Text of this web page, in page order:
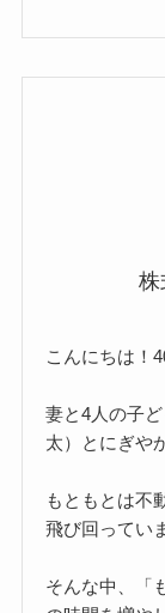
こんにちは！
妻と4人の子
太）とにぎや
もともとは不
飛び回ってい
そんな中、「